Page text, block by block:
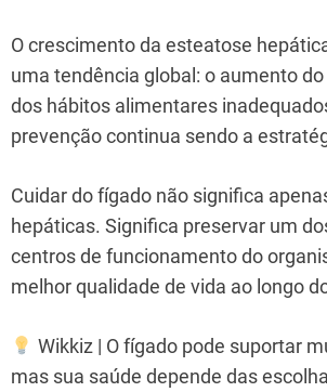
O crescimento da esteatose
uma tendência global: o aumento
dos hábitos alimentares
prevenção continua sendo a
Cuidar do fígado não significa
hepáticas. Significa preservar um
centros de funcionamento do
melhor qualidade de vida ao longo
Wikkiz | O fígado pode suportar
mas sua saúde depende das